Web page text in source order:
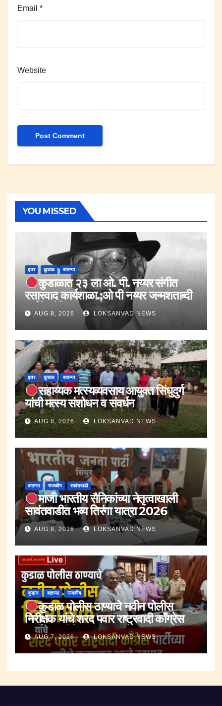
Email *
Website
YOU MISSED
इतर कुडाळ बातम्या
कुडाळात २३ ला ओ. पी. नय्यर संगीत
रसास्वाद कार्यशाळा.;ओ पी नय्यर जन्मशताब्दी
वर्षाचे औचित्य.
AUG 8, 2026 LOKSANVAD NEWS
इतर कुडाळ बातम्या
सहाय्यक मत्स्यव्यवसाय आयुक्त सिंधुदुर्ग
यांची मत्स्य संशोधन व संवर्धन
प्रकल्प,उद्यानविद्या महाविद्यालय मुळदेला
सहकाऱ्यांसह भेट.
AUG 8, 2026 LOKSANVAD NEWS
बातम्या राजकीय सावंतवाडी
माजी भारतीय सैनिकांच्या नेतृत्वाखाली
सावंतवाडीत भव्य तिरंगा यात्रा 2026
AUG 8, 2026 LOKSANVAD NEWS
कुडाळ बातम्या राजकीय
कुडाळ पोलीस ठाण्याचे नवीन पोलीस
निरीक्षक यांचे शरद पवार राष्ट्रवादी काँग्रेस
पार्टीच्या वतीने करण्यात आले स्वागत.
AUG 7, 2026 LOKSANVAD NEWS